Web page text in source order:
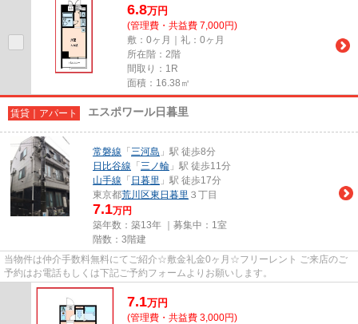
6.8万円
(管理費・共益費 7,000円)
敷：0ヶ月｜礼：0ヶ月
所在階：2階
間取り：1R
面積：16.38㎡
賃貸｜アパート エスポワール日暮里
常磐線 「 三河島 」駅 徒歩8分
日比谷線 「 三ノ輪 」駅 徒歩11分
山手線 「 日暮里 」駅 徒歩17分
東京都荒川区東日暮里 ３丁目
7.1万円
築年数：築13年 ｜募集中： 1室
階数：3階建
当物件は仲介手数料無料にてご紹介☆敷金礼金0ヶ月☆フリーレント ご来店のご
予約はお電話もしくは下記ご予約フォームよりお願いします。
7.1万円
(管理費・共益費 3,000円)